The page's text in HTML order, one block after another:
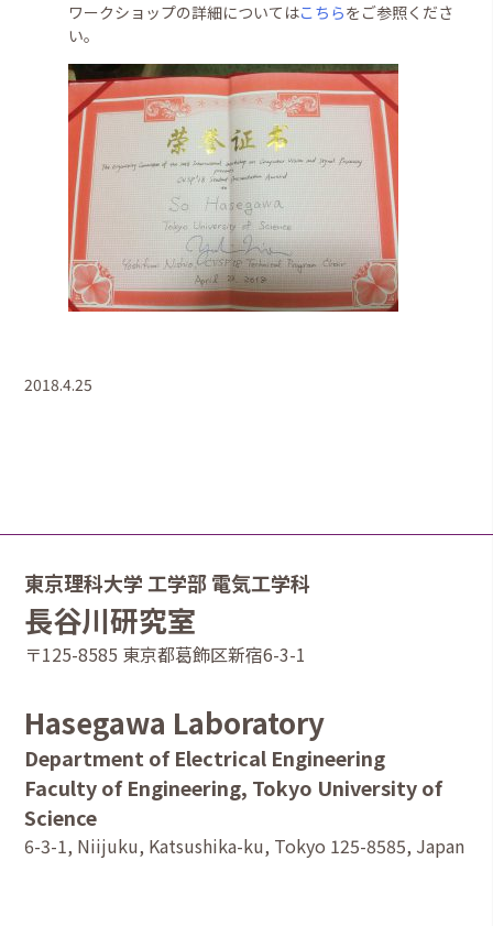
ワークショップの詳細についてはこちらをご参照くださ
い。
2018.4.25
東京理科大学 工学部 電気工学科
長谷川研究室
〒125-8585 東京都葛飾区新宿6-3-1
Hasegawa Laboratory
Department of Electrical Engineering
Faculty of Engineering, Tokyo University of
Science
6-3-1, Niijuku, Katsushika-ku, Tokyo 125-8585, Japan